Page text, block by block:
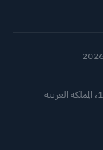
مركز الملك عبد الله المالي، الدور 5 برج 3.05، الرياض 13519، المملكة العربية